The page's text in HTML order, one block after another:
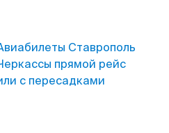
Ставрополь
прямой рейс
с пересадками